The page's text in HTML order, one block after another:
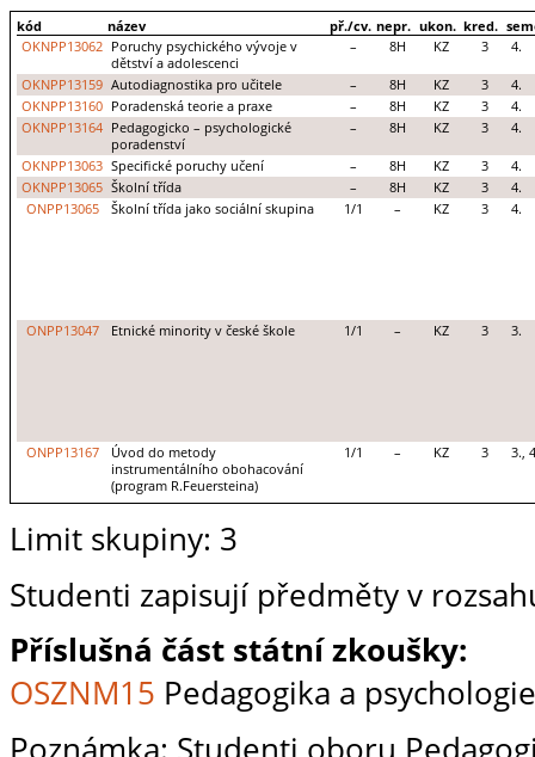
kód název př./cv. nepr. ukon. kred.
OKNPP13062 Poruchy psychického vývoje v
dětství a adolescenci
– 8H KZ 3 4.
OKNPP13159 Autodiagnostika pro učitele – 8H KZ 3
4.
OKNPP13160 Poradenská teorie a praxe – 8H KZ 3
4.
OKNPP13164 Pedagogicko – psychologické
poradenství
– 8H KZ 3 4.
OKNPP13063 Specifické poruchy učení – 8H KZ 3
4.
OKNPP13065 Školní třída – 8H KZ 3
4.
ONPP13065
Školní třída jako sociální skupina 1/1 – KZ 3 4.
ONPP13047 Etnické minority v české škole 1/1 – KZ 3 3.
ONPP13167
Úvod do metody
instrumentálního obohacování
(program R.Feuersteina)
1/1 – KZ 3 3.,
Limit skupiny: 3
Studenti zapisují předměty v
Příslušná část státní zkoušky:
OSZNM15 Pedagogika a